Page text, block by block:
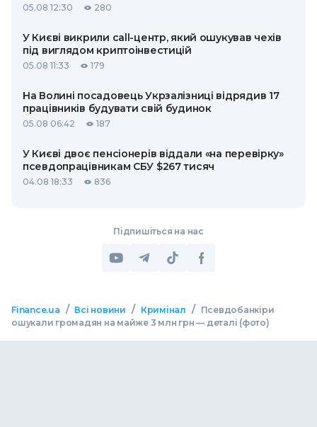
05.08 12:30 280
У Києві викрили call-центр, який ошукував чехів
під виглядом криптоінвестицій
05.08 11:33 179
На Волині посадовець Укрзалізниці відрядив 17
працівників будувати свій будинок
05.08 06:42 187
У Києві двоє пенсіонерів віддали «на перевірку»
псевдопрацівникам СБУ $267 тисяч
04.08 18:33 836
Підпишіться на нас
Finance.ua / Всі новини / Кримінал /
Псевдобанкіри
ошукали громадян на майже 3 млн грн — деталі (фото)